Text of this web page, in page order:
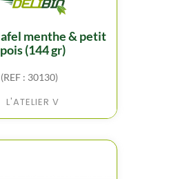
pois (144 gr)
(REF : 30130)
L'ATELIER V